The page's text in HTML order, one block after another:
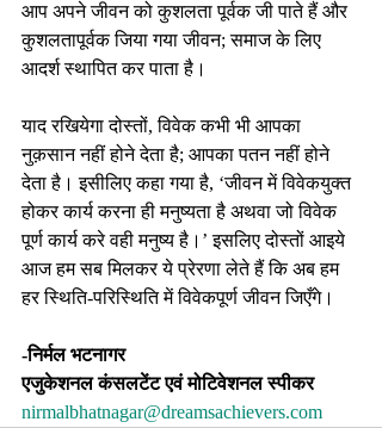
आप अपने जीवन को कुशलता पूर्वक जी पाते हैं और
कुशलतापूर्वक जिया गया जीवन; समाज के लिए
आदर्श स्थापित कर पाता है।
याद रखियेगा दोस्तों, विवेक कभी भी आपका
नुक़सान नहीं होने देता है; आपका पतन नहीं होने
देता है। इसीलिए कहा गया है, ‘जीवन में विवेकयुक्त
होकर कार्य करना ही मनुष्यता है अथवा जो विवेक
पूर्ण कार्य करे वही मनुष्य है।’ इसलिए दोस्तों आइये
आज हम सब मिलकर ये प्रेरणा लेते हैं कि अब हम
हर स्थिति-परिस्थिति में विवेकपूर्ण जीवन जिएँगे।
-निर्मल भटनागर
एजुकेशनल कंसलटेंट एवं मोटिवेशनल स्पीकर
nirmalbhatnagar@dreamsachievers.com